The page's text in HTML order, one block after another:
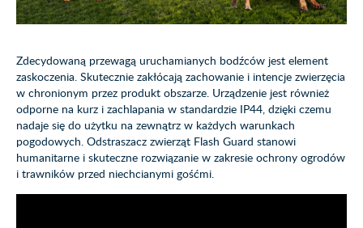
Zdecydowaną przewagą uruchamianych bodźców jest element
zaskoczenia. Skutecznie zakłócają zachowanie i intencje zwierzęcia
w chronionym przez produkt obszarze. Urządzenie jest również
odporne na kurz i zachlapania w standardzie IP44, dzięki czemu
nadaje się do użytku na zewnątrz w każdych warunkach
pogodowych. Odstraszacz zwierząt Flash Guard stanowi
humanitarne i skuteczne rozwiązanie w zakresie ochrony ogrodów
i trawników przed niechcianymi gośćmi.